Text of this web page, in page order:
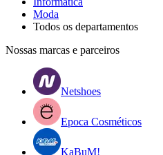
Moda
Todos os departamentos
Nossas marcas e parceiros
Netshoes
Epoca Cosméticos
KaBuM!